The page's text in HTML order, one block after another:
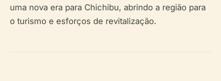
uma nova era para Chichibu, abrindo a região para
o turismo e esforços de revitalização.